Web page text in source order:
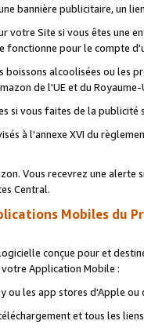
bannière publicitaire, un
votre Site si vous êtes une
fonctionne pour le compte
boissons alcoolisées ou les
de l'UE et du Royaume-
si vous faites de la publicité
à l'annexe XVI du
Vous recevrez une alerte
Central.
Mobiles du
conçue pour et
votre Application Mobile :
ou les app stores d'Apple ou
et tous les